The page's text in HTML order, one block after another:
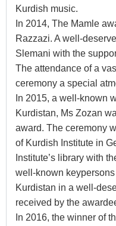
Kurdish music.
In 2014, The Mamle
Razzazi. A well-
Slemani with the
The attendance of a
ceremony a special
In 2015, a well-known
Kurdistan, Ms Zozan
award. The ceremony
of Kurdish Institute in
Institute’s library with
well-known
Kurdistan in a well-
received by the
In 2016, the winner of